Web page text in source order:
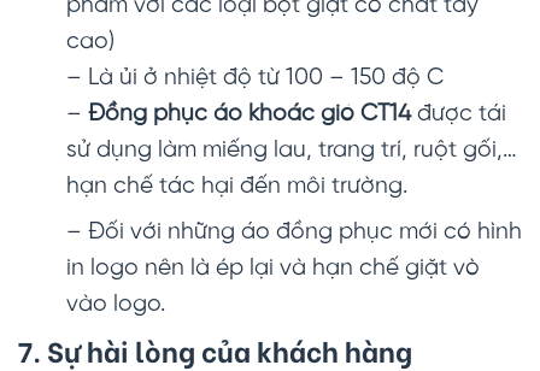
phẩm với các loại bột giặt có chất tẩy
cao)
– Là ủi ở nhiệt độ từ 100 – 150 độ C
– Đồng phục áo khoác gió CT14 được tái
sử dụng làm miếng lau, trang trí, ruột gối,…
hạn chế tác hại đến môi trường.
– Đối với những áo đồng phục mới có hình
in logo nên là ép lại và hạn chế giặt vò
vào logo.
7. Sự hài lòng của khách hàng